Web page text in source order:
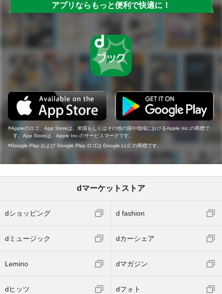
アプリならもっと便利で快適に！
Appleのロゴ、App Storeは、米国もしくはその他の国や地域におけるApple Inc.の商標で
す。App Storeは、Apple Inc.のサービスマークです。
Google Play および Google Play ロゴは Google LLC の商標です。
dマーケットストア
dショッピング d fashion
dミュージック dカーシェア
Lemino dマガジン
dヒッツ dフォト